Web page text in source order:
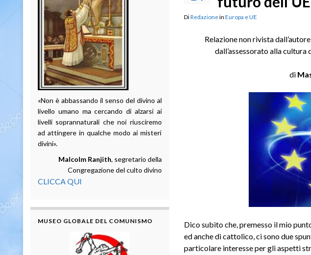
DiRedazionein Europa e UE
Relazione non rivista
dall’assessorato alla
di
Dico subito che, premesso il mio
ed anche di cattolico, ci sono due
particolare interesse per gli aspetti
«Non è abbassando il senso del divino al
livello umano ma cercando di alzarsi ai
livelli soprannaturali che noi riusciremo
ad attingere in qualche modo ai misteri
divini».
Malcolm Ranjith, segretario della
Congregazione del culto divino
CLICCA QUI
MUSEO GLOBALE DEL COMUNISMO